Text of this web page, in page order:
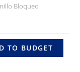
Bloqueo
TO BUDGET